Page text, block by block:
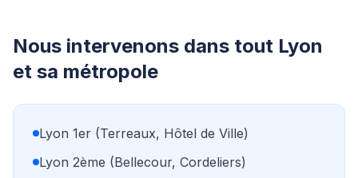
Nous intervenons dans tout Lyon
et sa métropole
Lyon 1er (Terreaux, Hôtel de Ville)
Lyon 2ème (Bellecour, Cordeliers)